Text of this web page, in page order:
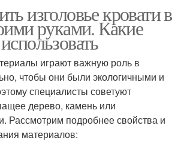
изголовье кровати в
руками. Какие
играют важную роль в
чтобы они были экологичными и
специалисты советуют
дерево, камень или
Рассмотрим подробнее свойства и
материалов: